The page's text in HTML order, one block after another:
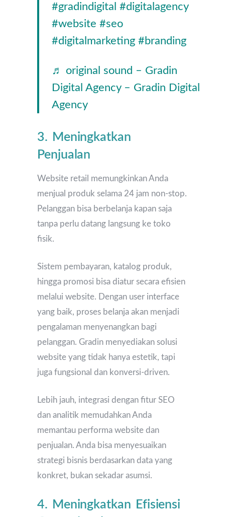
#gradindigital #digitalagency
#website #seo
#digitalmarketing #branding
♬ original sound – Gradin
Digital Agency – Gradin Digital
Agency
3. Meningkatkan
Penjualan
Website retail memungkinkan Anda
menjual produk selama 24 jam non-stop.
Pelanggan bisa berbelanja kapan saja
tanpa perlu datang langsung ke toko
fisik.
Sistem pembayaran, katalog produk,
hingga promosi bisa diatur secara efisien
melalui website. Dengan user interface
yang baik, proses belanja akan menjadi
pengalaman menyenangkan bagi
pelanggan. Gradin menyediakan solusi
website yang tidak hanya estetik, tapi
juga fungsional dan konversi-driven.
Lebih jauh, integrasi dengan fitur SEO
dan analitik memudahkan Anda
memantau performa website dan
penjualan. Anda bisa menyesuaikan
strategi bisnis berdasarkan data yang
konkret, bukan sekadar asumsi.
4. Meningkatkan Efisiensi